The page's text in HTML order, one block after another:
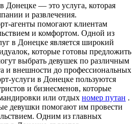
Донецке — это услуга, которая
и развлечения.
агенты помогают клиентам
и комфортом. Одной из
в Донецке является широкий
которые готовы предложить
выбрать девушек по различным
и внешности до профессиональных
услуги в Донецке пользуются
и бизнесменов, которые
или отдых номер путан .
девушки помогают им провести
Одним из главных